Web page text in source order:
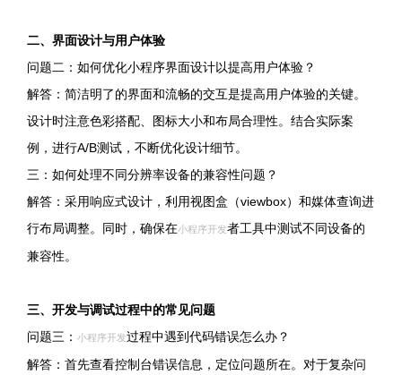
二、界面设计与用户体验
问题二：如何优化小程序界面设计以提高用户体验？
解答：简洁明了的界面和流畅的交互是提高用户体验的关键。
设计时注意色彩搭配、图标大小和布局合理性。结合实际案
例，进行A/B测试，不断优化设计细节。
三：如何处理不同分辨率设备的兼容性问题？
解答：采用响应式设计，利用视图盒（viewbox）和媒体查询进
行布局调整。同时，确保在小程序开发者工具中测试不同设备的
兼容性。
三、开发与调试过程中的常见问题
问题三： 小程序开发过程中遇到代码错误怎么办？
解答：首先查看控制台错误信息，定位问题所在。对于复杂问